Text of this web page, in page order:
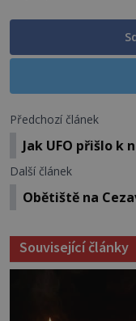
Předchozí článek
Jak UFO přišlo k
Další článek
Obětiště na
Související články